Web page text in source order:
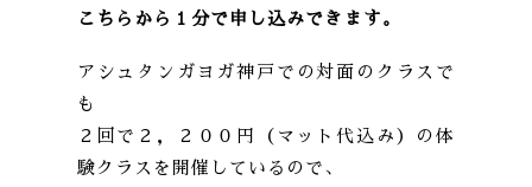
こちらから１分で申し込みできます。
アシュタンガヨガ神戸での対面のクラスで
も
２回で２，２００円（マット代込み）の体
験クラスを開催しているので、